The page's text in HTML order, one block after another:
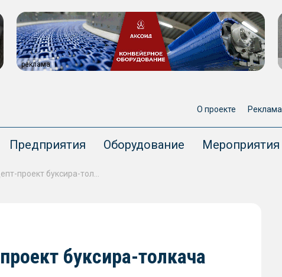
реклама
О проекте Реклама
Предприятия Оборудование Мероприятия
буксира-толкача